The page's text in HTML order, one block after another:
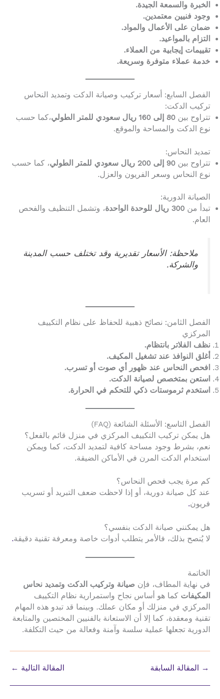
الخبرة والسمعة الجيدة.
وجود فنيين معتمدين.
ضمان على الأعمال والمواد.
التزام بالمواعيد.
تقييمات إيجابية من العملاء.
خدمة عملاء متوفرة وسريعة.
الفصل السابع: أسعار تركيب وصيانة الدكت وتمديد النحاس
تركيب الدكت:
تتراوح بين 80 إلى 160 ريال سعودي للمتر الطولي
،كما حسب
نوع الدكت والمساحة والموقع.
تمديد النحاس:
تتراوح بين 90 إلى 200 ريال سعودي للمتر الطولي
، كما حسب
نوع النحاس وسعر الفريون والعزل.
الصيانة الدورية:
تبدأ من 300 ريال للوحدة الواحدة
، وتشمل التنظيف والفحص
العام.
ملاحظة: الأسعار تقديرية وقد تختلف حسب المدينة
والشركة.
الفصل الثامن: نصائح ذهبية للحفاظ على نظام التكييف
المركزي
نظف الفلاتر بانتظام.
أغلق النوافذ عند تشغيل المكيف.
افحص النحاس عند ظهور أي صوت أو تسرب.
استعن بمتخصص لصيانة الدكت.
استخدم ثرموستات ذكي للتحكم في الحرارة.
الفصل التاسع: الأسئلة الشائعة (FAQ)
هل يمكن تركيب التكييف المركزي في منزل قائم بالفعل؟
نعم، بشرط وجود مساحة كافية لتمديد الدكت، كما ويمكن
استخدام الدكت المرن في الأماكن الضيقة.
كم مرة يجب فحص النحاس؟
عند كل صيانة دورية، أو إذا لاحظت ضعف التبريد أو تسريب
فريون.
هل يمكنني صيانة الدكت بنفسي؟
لا يُنصح بذلك، فالأمر يتطلب أدوات خاصة ومعرفة تقنية دقيقة.
الخاتمة
في نهاية المطاف، فإن صيانة وتركيب الدكت وتمديد نحاس
المكيفات كما هو أساس نجاح واستمرارية نظام التكييف
المركزي في منزلك أو مكان عملك. وبينما قد تبدو هذه المهام
تقنية ومعقدة، كما إلا أن الاستعانة بالفنيين المختصين والمتابعة
الدورية تجعلها عملية سلسة وآمنة وفعالة من حيث التكلفة.
→ المقالة السابقة المقالة التالية ←